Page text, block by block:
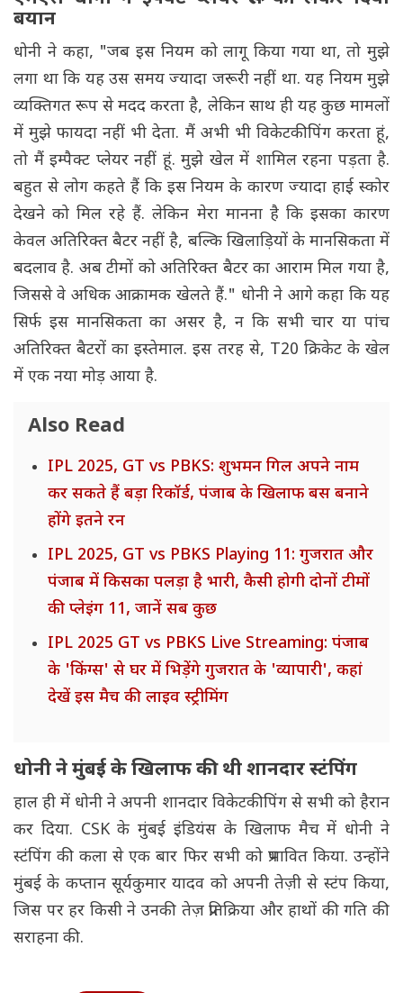
बयान
धोनी ने कहा, "जब इस नियम को लागू किया गया था, तो मुझे
लगा था कि यह उस समय ज्यादा जरूरी नहीं था. यह नियम मुझे
व्यक्तिगत रूप से मदद करता है, लेकिन साथ ही यह कुछ मामलों
में मुझे फायदा नहीं भी देता. मैं अभी भी विकेटकीपिंग करता हूं,
तो मैं इम्पैक्ट प्लेयर नहीं हूं. मुझे खेल में शामिल रहना पड़ता है.
बहुत से लोग कहते हैं कि इस नियम के कारण ज्यादा हाई स्कोर
देखने को मिल रहे हैं. लेकिन मेरा मानना है कि इसका कारण
केवल अतिरिक्त बैटर नहीं है, बल्कि खिलाड़ियों के मानसिकता में
बदलाव है. अब टीमों को अतिरिक्त बैटर का आराम मिल गया है,
जिससे वे अधिक आक्रामक खेलते हैं." धोनी ने आगे कहा कि यह
सिर्फ इस मानसिकता का असर है, न कि सभी चार या पांच
अतिरिक्त बैटरों का इस्तेमाल. इस तरह से, T20 क्रिकेट के खेल
में एक नया मोड़ आया है.
Also Read
IPL 2025, GT vs PBKS: शुभमन गिल अपने नाम
कर सकते हैं बड़ा रिकॉर्ड, पंजाब के खिलाफ बस बनाने
होंगे इतने रन
IPL 2025, GT vs PBKS Playing 11: गुजरात और
पंजाब में किसका पलड़ा है भारी, कैसी होगी दोनों टीमों
की प्लेइंग 11, जानें सब कुछ
IPL 2025 GT vs PBKS Live Streaming: पंजाब
के 'किंग्स' से घर में भिड़ेंगे गुजरात के 'व्यापारी', कहां
देखें इस मैच की लाइव स्ट्रीमिंग
धोनी ने मुंबई के खिलाफ की थी शानदार स्टंपिंग
हाल ही में धोनी ने अपनी शानदार विकेटकीपिंग से सभी को हैरान
कर दिया. CSK के मुंबई इंडियंस के खिलाफ मैच में धोनी ने
स्टंपिंग की कला से एक बार फिर सभी को प्रभावित किया. उन्होंने
मुंबई के कप्तान सूर्यकुमार यादव को अपनी तेज़ी से स्टंप किया,
जिस पर हर किसी ने उनकी तेज़ प्रतिक्रिया और हाथों की गति की
सराहना की.